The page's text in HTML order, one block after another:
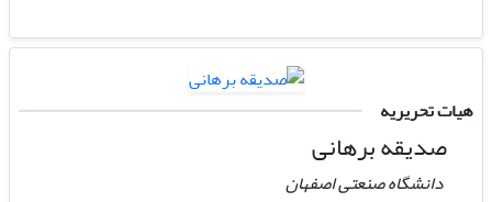
هیات تحریریه
صدیقه برهانی
دانشگاه صنعتی اصفهان